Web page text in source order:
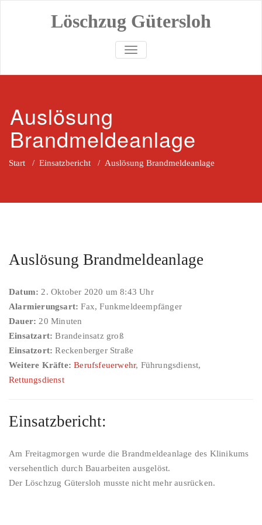
Löschzug Gütersloh
TOGGLE NAVIGATION
Auslösung
Brandmeldeanlage
Start / Einsatzbericht / Auslösung Brandmeldeanlage
Auslösung Brandmeldeanlage
Datum: 2. Oktober 2020 um 8:43 Uhr
Alarmierungsart: Fax, Funkmeldeempfänger
Dauer: 20 Minuten
Einsatzart: Brandeinsatz groß
Einsatzort: Reckenberger Straße
Weitere Kräfte: Berufsfeuerwehr, Führungsdienst,
Rettungsdienst
Einsatzbericht:
Am Freitagmorgen wurde die Brandmeldeanlage des Klinikums
versehentlich durch Bauarbeiten ausgelöst.
Der Löschzug Gütersloh musste nicht mehr ausrücken.